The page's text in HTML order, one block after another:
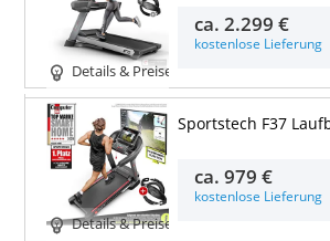
Details & Preise
ca.2.299 €
kostenlose Lieferung
Details & Preise
Sportstech F37
ca.979 €
kostenlose Lieferung